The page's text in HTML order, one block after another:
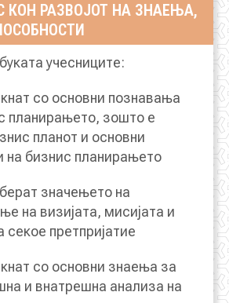
КОН РАЗВОЈОТ НА ЗНАЕЊА,
учесниците:
со основни познавања
планирањето, зошто е
планот и основни
на бизнис планирањето
значењето на
на визијата, мисијата и
секое претпријатие
со основни знаења за
и внатрешна анализа на